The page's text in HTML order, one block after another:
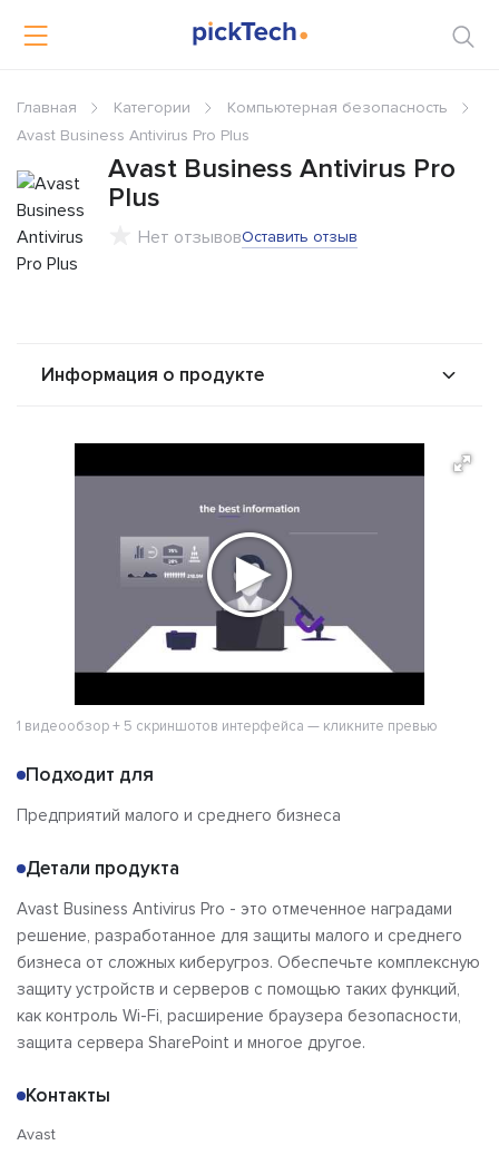
Главная Категории
Компьютерная безопасность
Avast Business Antivirus Pro Plus
Avast Business Antivirus Pro
Plus
Нет отзывовОставить отзыв
Информация о продукте
Альтернативы
Сравнения
Отзывы
1 видеообзор + 5 скриншотов интерфейса — кликните превью
Подходит для
Предприятий малого и среднего бизнеса
Детали продукта
Avast Business Antivirus Pro - это отмеченное наградами
решение, разработанное для защиты малого и среднего
бизнеса от сложных киберугроз. Обеспечьте комплексную
защиту устройств и серверов с помощью таких функций,
как контроль Wi-Fi, расширение браузера безопасности,
защита сервера SharePoint и многое другое.
Контакты
Avast